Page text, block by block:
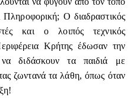
Ο διαδραστικός
και ο λοιπός τεχνικός
Κρήτης έδωσαν την
διδάσκουν τα παιδιά με
ζωντανά τα λάθη, όπως όταν